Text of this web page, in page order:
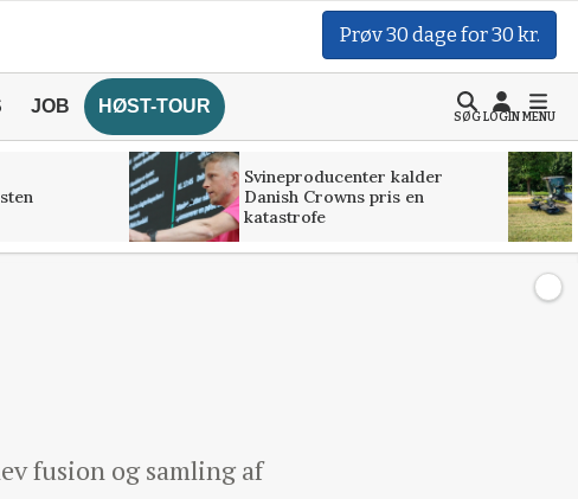
Prøv 30 dage for 30 kr.
JOB HØST-TOUR
SØGLOGINMENU
Svineproducenter kalder
Danish Crowns pris en
katastrofe
fusion og samling af